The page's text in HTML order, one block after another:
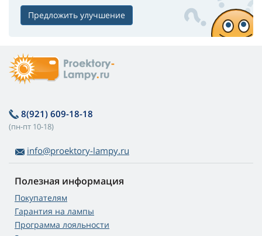
Предложить улучшение
8(921) 609-18-18
(пн-пт 10-18)
info@proektory-lampy.ru
Полезная информация
Покупателям
Гарантия на лампы
Программа лояльности